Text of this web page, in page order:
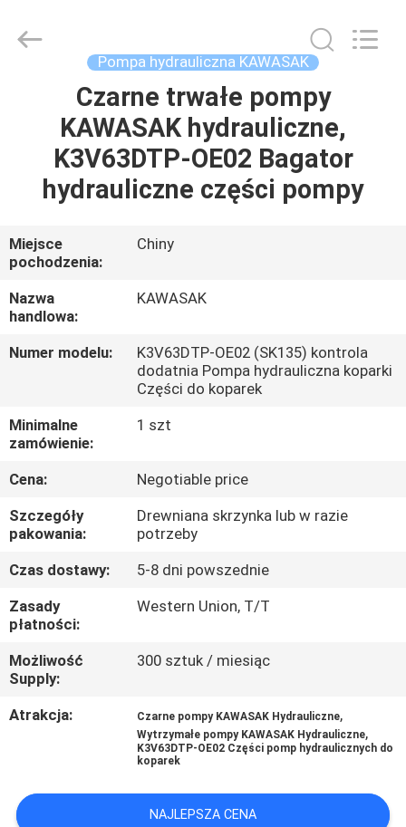
PRODUKTY
FILMY
POKAZ
VR
O
WYCIECZKA
PO
FABRYCE
KONTROLA
JAKOŚCI
SKONTAKTUJ
SIĘ
Z
AKTUALNOŚCI
Machinery
Pompa hydrauliczna KAWASAK
Czarne trwałe pompy
KAWASAK hydrauliczne,
K3V63DTP-OE02 Bagator
hydrauliczne części pompy
Miejsce
pochodzenia:
Chiny
Nazwa
handlowa:
KAWASAK
Numer modelu:
K3V63DTP-OE02 (SK135) kontrola
dodatnia Pompa hydrauliczna koparki
Części do koparek
Minimalne
zamówienie:
1 szt
Cena:
Negotiable price
Szczegóły
pakowania:
Drewniana skrzynka lub w razie
potrzeby
Czas dostawy:
5-8 dni powszednie
Zasady
płatności:
Western Union, T/T
Możliwość
Supply:
300 sztuk / miesiąc
Atrakcja: Czarne pompy KAWASAK Hydrauliczne,
Wytrzymałe pompy KAWASAK Hydrauliczne,
K3V63DTP-OE02 Części pomp hydraulicznych do
koparek
NAJLEPSZA CENA